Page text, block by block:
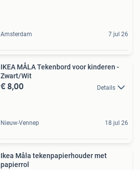
Amsterdam 7 jul 26
IKEA MÅLA Tekenbord voor kinderen -
Zwart/Wit
€ 8,00 Details
Nieuw-Vennep 18 jul 26
Ikea Måla tekenpapierhouder met
papierrol